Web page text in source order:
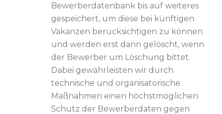
Bewerberdatenbank bis auf weiteres
gespeichert, um diese bei künftigen
Vakanzen berücksichtigen zu können
und werden erst dann gelöscht, wenn
der Bewerber um Löschung bittet.
Dabei gewährleisten wir durch
technische und organisatorische
Maßnahmen einen höchstmöglichen
Schutz der Bewerberdaten gegen